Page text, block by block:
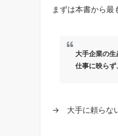
まずは本書から最
大手企業の
仕事に映ら
→ 大手に頼らな